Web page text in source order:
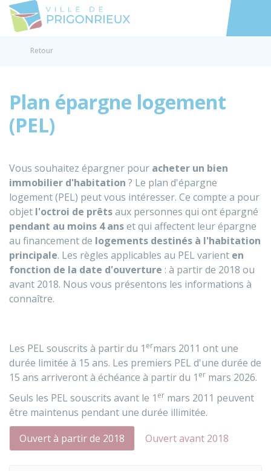
Accéder
Retour
Plan épargne logement
(PEL)
Vous souhaitez épargner pour acheter un bien
immobilier d'habitation ? Le plan d'épargne
logement (PEL) peut vous intéresser. Ce compte a pour
objet l'octroi de prêtsaux personnes qui ont épargné
pendant au moins 4 anset qui affectent leur épargne
au financement de logements destinés à l'habitation
principale. Les règles applicables au PEL varient en
fonction de la date d'ouverture : à partir de 2018 ou
avant 2018. Nous vous présentons les informations à
connaître.
Les PEL souscrits à partir du 1 ermars 2011 ont une
durée limitée à 15 ans. Les premiers PEL d'une durée de
15 ans arriveront à échéance à partir du 1 er mars 2026.
Seuls les PEL souscrits avant le 1 er mars 2011 peuvent
être maintenus pendant une durée illimitée.
Ouvert à partir de 2018
Ouvert avant 2018